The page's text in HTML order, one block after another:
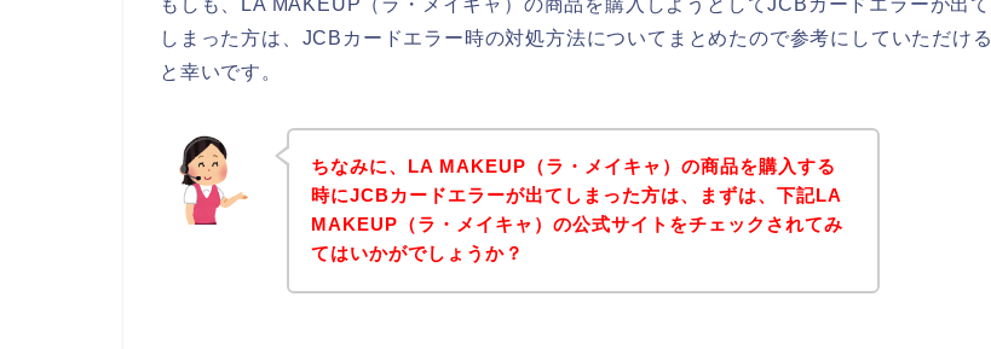
しまった方は、JCBカードエラー時の対処方法についてまとめたので参考にしていただける
と幸いです。
ちなみに、LA MAKEUP（ラ・メイキャ）の商品を購入する
時にJCBカードエラーが出てしまった方は、まずは、下記LA
MAKEUP（ラ・メイキャ）の公式サイトをチェックされてみ
てはいかがでしょうか？